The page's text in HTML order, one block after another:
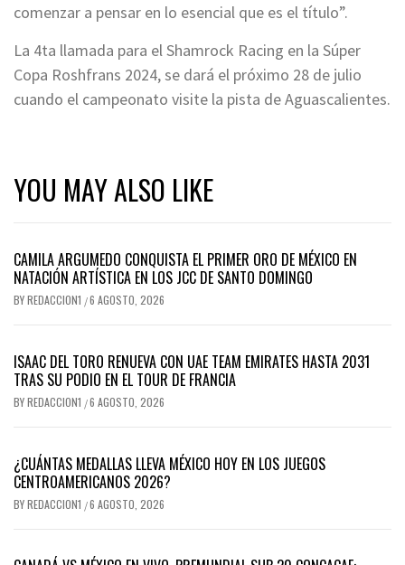
comenzar a pensar en lo esencial que es el título”.
La 4ta llamada para el Shamrock Racing en la Súper
Copa Roshfrans 2024, se dará el próximo 28 de julio
cuando el campeonato visite la pista de Aguascalientes.
YOU MAY ALSO LIKE
CAMILA ARGUMEDO CONQUISTA EL PRIMER ORO DE MÉXICO EN
NATACIÓN ARTÍSTICA EN LOS JCC DE SANTO DOMINGO
BYREDACCION1 /6 AGOSTO, 2026
ISAAC DEL TORO RENUEVA CON UAE TEAM EMIRATES HASTA 2031
TRAS SU PODIO EN EL TOUR DE FRANCIA
BYREDACCION1 /6 AGOSTO, 2026
¿CUÁNTAS MEDALLAS LLEVA MÉXICO HOY EN LOS JUEGOS
CENTROAMERICANOS 2026?
BYREDACCION1 /6 AGOSTO, 2026